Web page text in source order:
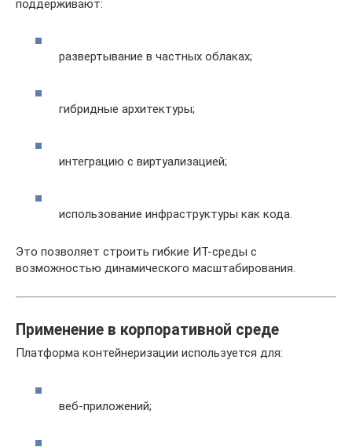
поддерживают:
развертывание в частных облаках;
гибридные архитектуры;
интеграцию с виртуализацией;
использование инфраструктуры как кода.
Это позволяет строить гибкие ИТ-среды с
возможностью динамического масштабирования.
Применение в корпоративной среде
Платформа контейнеризации используется для:
веб-приложений;